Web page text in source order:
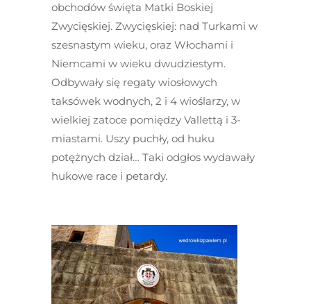
obchodów święta Matki Boskiej
Zwycięskiej. Zwycięskiej: nad Turkami w
szesnastym wieku, oraz Włochami i
Niemcami w wieku dwudziestym.
Odbywały się regaty wiosłowych
taksówek wodnych, 2 i 4 wioślarzy, w
wielkiej zatoce pomiędzy Vallettą i 3-
miastami. Uszy puchły, od huku
potężnych dział… Taki odgłos wydawały
hukowe race i petardy.